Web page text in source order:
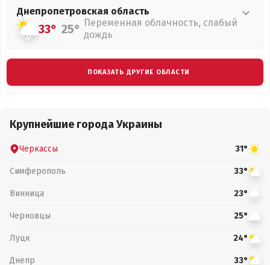
Днепропетровская область
33° 25° Переменная облачность, слабый
дождь
ПОКАЗАТЬ ДРУГИЕ ОБЛАСТИ
Крупнейшие города Украины
Черкассы 31°
Симферополь 33°
Винница 23°
Черновцы 25°
Луцк 24°
Днепр 33°